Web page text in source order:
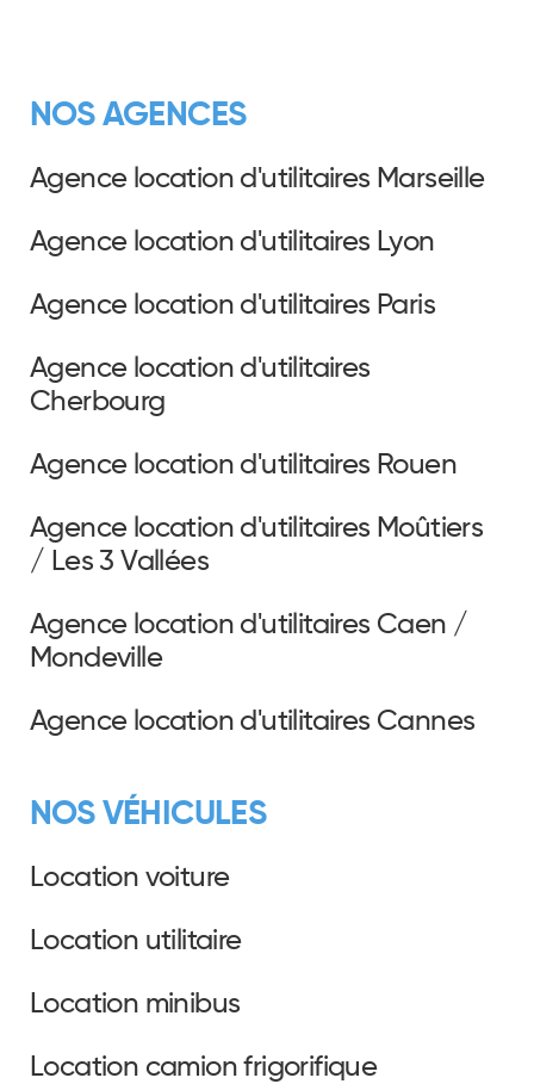
NOS AGENCES
Agence location d'utilitaires Marseille
Agence location d'utilitaires Lyon
Agence location d'utilitaires Paris
Agence location d'utilitaires
Cherbourg
Agence location d'utilitaires Rouen
Agence location d'utilitaires Moûtiers
/ Les 3 Vallées
Agence location d'utilitaires Caen /
Mondeville
Agence location d'utilitaires Cannes
NOS VÉHICULES
Location voiture
Location utilitaire
Location minibus
Location camion frigorifique